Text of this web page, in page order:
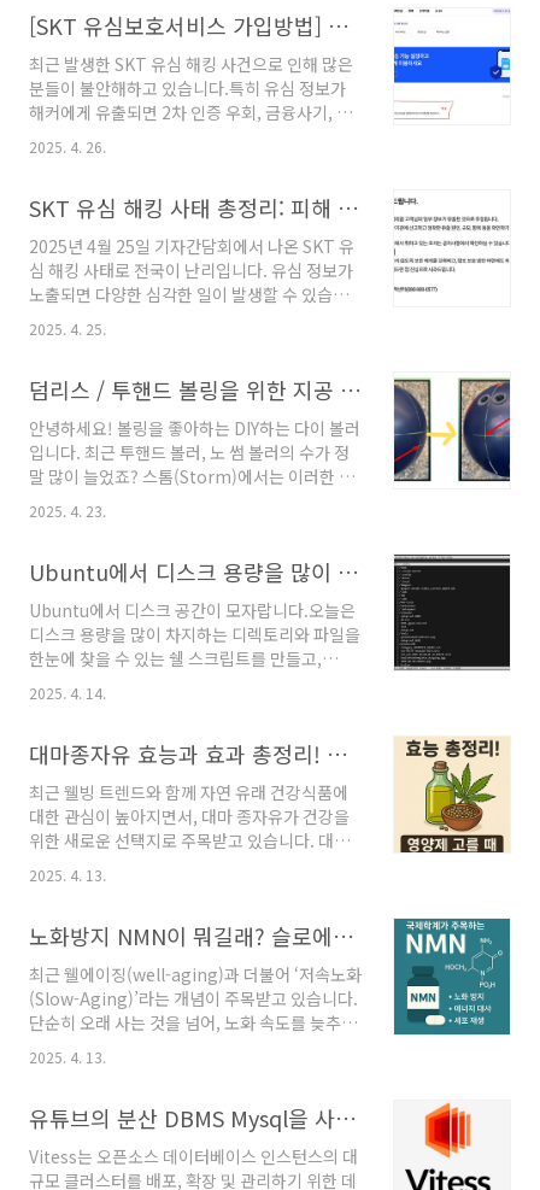
총 5천만 원이 이체되는 피해를 입은 것으로 확인
됐..
못하고, 또 어떤 때는 너무 끝에서 까불어서 맘에
안드는데요..이번 글에서는 볼링공의 핵심 성능
요소 중 하나인 RG(Radius of Gyration, 관성
반경)에 대해 소개해 드리겠습니다.볼을 선택할
때, 코어의 RG 값이 어떤 의미를 가지는지 이해
하면 더욱 전략적인 볼 선택이 가능합니
of Gyration)란 무엇인가요?볼링공의 회전축과
RG 측정법 – X, Y, ..
[SKT 유심보호서비스 가입방법] 유심 해킹 걱정 끝! 무료 가입방법 3가지 총정리 (홈페이지 / T월드 앱 / 114 전화)
최근 발생한 SKT 유심 해킹 사건으로 인해 많은
분들이 불안해하고 있습니다.특히 유심 정보가
해커에게 유출되면 2차 인증 우회, 금융사기, 개
인정보 탈취 등 심각한 피해로 이어질 수 있기 때
문에 빠른 조치가 필요합니다.📌 다행히도, SK텔
제공하고 있습니다.이 서비스에 가입하면 유심
복제 시도나 비정상적인 인증 요청을 자동으로
차단해줍니다.유심 해킹시 무슨일이 발생할 수
있는지 자세히 보러 가기Table Of Contents✅
유심보호서비스란?🔒 가입 방법 3가지 (화면 캡
처와 함께 설명)1️⃣ PC에서 SK텔레콤 공식 홈페
입하기3️⃣ SK텔레콤 폰에서 114로 전화하여 가
입하기🛡️ 꼭 가입하세요! 유심보..
2025. 4. 26.
SKT 유심 해킹 사태 총정리: 피해 사례, 해커의 악용 수법, 무료 유심 교체 방법까지
2025년 4월 25일 기자간담회에서 나온 SKT 유
심 해킹 사태로 전국이 난리입니다. 유심 정보가
노출되면 다양한 심각한 일이 발생할 수 있습니
다. 본 글에서는 유심 정보 유출시 어떤 심각한 일
이 발생하는지 알아보고, 유심 정보 보호를 위해
심 교체 전에 대응방안도 알려드리겠습니다.
Table Of Contents1. SK텔레콤 유심 정보 해
킹 발생 소식 2. 유심 정보 유출 시 해커의 악용 사
례2.1. 유심 복제를 통한 신분 도용2.2. 2차 인증
우회2.3. 금융 사기 및 스미싱3. SK텔레콤의 대응
조치: 유심 무상 교체3.1. 교체 대상3.2. 교체 일정
왜 원래 폰이 끊기나요?🚨 이런 증상이..
2025. 4. 25.
덤리스 / 투핸드 볼링을 위한 지공 - 스톰 2LS 레이아웃 시스템 완벽 분석 (이해하기 쉽게 설명)
안녕하세요! 볼링을 좋아하는 DIY하는 다이 볼러
입니다. 최근 투핸드 볼러, 노 썸 볼러의 수가 정
말 많이 늘었죠? 스톰(Storm)에서는 이러한 추
세에 맞춰 투핸드 덤리스 볼러만을 위한 혁신적
인 볼링공 레이아웃 시스템, 2LS (Two-Handed
늘은 스톰의 연구 개발 매니저 알렉스 호스킨스
가 소개하는 2LS 시스템의 핵심 내용을 쉽고 자
세하게 풀어드리려고 합니다.덤리스/투핸드 볼
러라면 반드시 알아야 할 정보이니, 천천히 읽다
보면 이해가 가고 볼링 점수도 늘고 1석 2조가 될
거에요! Table Of Contents왜 새로운 레이아
를까요? 핵심 개념 파악하기!1. 파지 중심점
(Center of G..
2025. 4. 23.
Ubuntu에서 디스크 용량을 많이 차지하는 디렉토리와 파일 찾는법 - shell과 ncdu
Ubuntu에서 디스크 공간이 모자랍니다.오늘은
디스크 용량을 많이 차지하는 디렉토리와 파일을
한눈에 찾을 수 있는 쉘 스크립트를 만들고,
ncdu를 통해 더 빠르게 용량 점검하는 새로운 방
법도 알아보겠습니다.Table Of Contents🧩
🧩 ncdu란?사용 방법결론🧩
disk_usage_check.sh 쉘 스크립트먼저 가장
간단하게 아래와 같은 쉘 스크립트를 만들어서
사용할 수 있습니다.#!/bin/bashecho "====
Top 10 Largest Directories in / ===="sudo
du -ahx $1 | sort -rh | grep -E '^([0-
Top ..
2025. 4. 14.
대마종자유 효능과 효과 총정리! 오메가3 풍부한 영양제 고르는 법까지 연구논문 분석
최근 웰빙 트렌드와 함께 자연 유래 건강식품에
대한 관심이 높아지면서, 대마 종자유가 건강을
위한 새로운 선택지로 주목받고 있습니다. 대마
씨앗에서 추출한 이 오일은 과거와 달리 이제는
안전하고 기능성 있는 건강한 식품으로 인정받고
을 가진 것으로 알려져 있습니다.이 글에서는 과
학적으로 검증된 대마 종자유 효능과 효과를 하
나씩 살펴보고, 믿고 섭취할 수 있는 대마 종자유
영양제 고르는 법까지 자세히 안내해드리겠습니
다.Table Of Contents대마 종자유란?과학적
으로 검증된 대마 종자유의 효능1. 심혈관 건강
선4. 면역력 강화5. 지방 축적 억제 다이어트 효능
과 효과대마 종자유 영양제 고르는 법결..
2025. 4. 13.
노화방지 NMN이 뭐길래? 슬로에이징(저속노화) 핵심 성분 NMN 효능과 과학적 근거와 좋은 제품 고르는 법
최근 웰에이징(well-aging)과 더불어 ‘저속노화
(Slow-Aging)’라는 개념이 주목받고 있습니다.
단순히 오래 사는 것을 넘어, 노화 속도를 늦추고
건강한 삶을 유지하려는 움직임이죠.이와 관련해
과학계와 헬스업계에서 동시에 주목하고 있는 성
Mononucleotide)입니다.헐리우드 스타들이
복용 중이라는 입소문부터, 하버드 의대 교수 데
이비드 싱클레어 박사의 책 『노화의 종말』을
2025. 4. 13.
유튜브의 분산 DBMS Mysql을 사용하는 Vitess 란?
Vitess는 오픈소스 데이터베이스 인스턴스의 대
규모 클러스터를 배포, 확장 및 관리하기 위한 데